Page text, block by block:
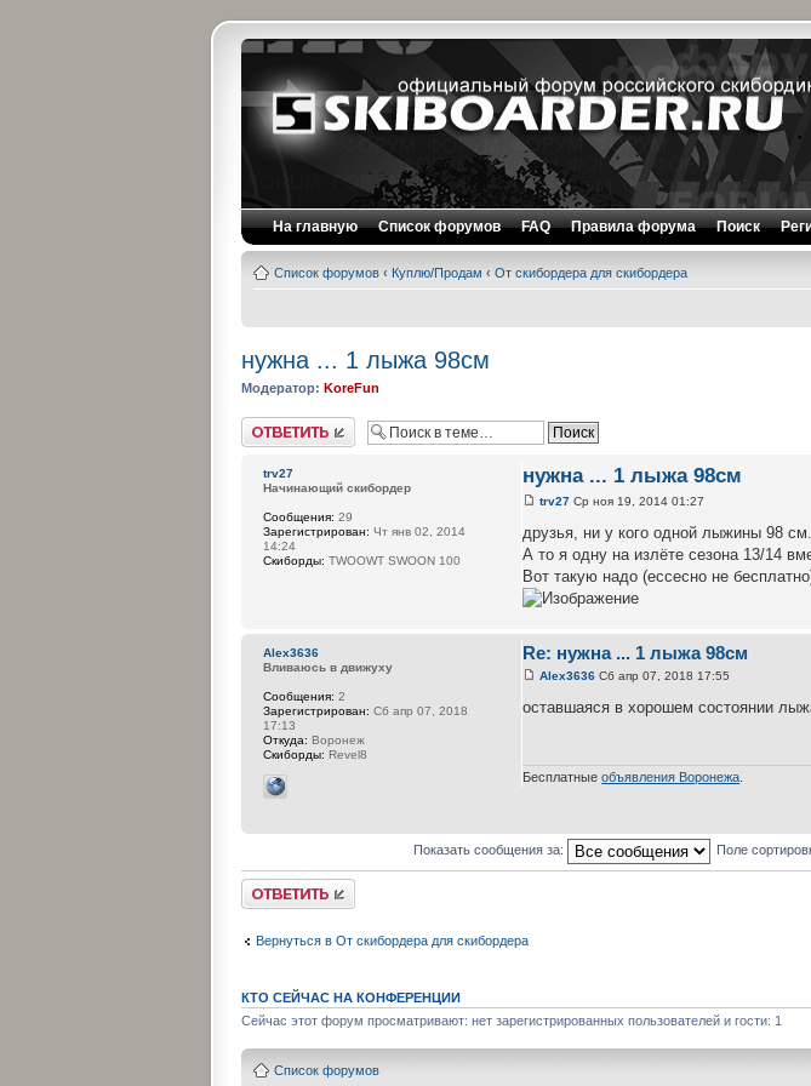
На главную Список форумов FAQ Правила форума Поиск
Список форумов ‹ Куплю/Продам ‹ От скибордера для скибордера
нужна ... 1 лыжа 98см
Модератор: KoreFun
Ответить
нужна ... 1 лыжа 98см
trv27 Ср ноя 19, 2014 01:27
друзья, ни у кого одной лыжины 98
А то я одну на излёте сезона 13/14
Вот такую надо (ессесно не
trv27
Начинающий скибордер
Сообщения: 29
Зарегистрирован: Чт янв 02, 2014
14:24
Cкиборды: TWOOWT SWOON 100
Re: нужна ... 1 лыжа 98см
Alex3636 Сб апр 07, 2018 17:55
оставшаяся в хорошем состоянии
Бесплатныеобъявления Воронежа
Alex3636
Вливаюсь в движуху
Сообщения: 2
Зарегистрирован: Сб апр 07, 2018
17:13
Откуда: Воронеж
Cкиборды: Revel8
Показать сообщения за: Поле
Ответить
Вернуться в От скибордера для скибордера
КТО СЕЙЧАС НА КОНФЕРЕНЦИИ
Сейчас этот форум просматривают: нет зарегистрированных пользователей и гости: 1
Список форумов